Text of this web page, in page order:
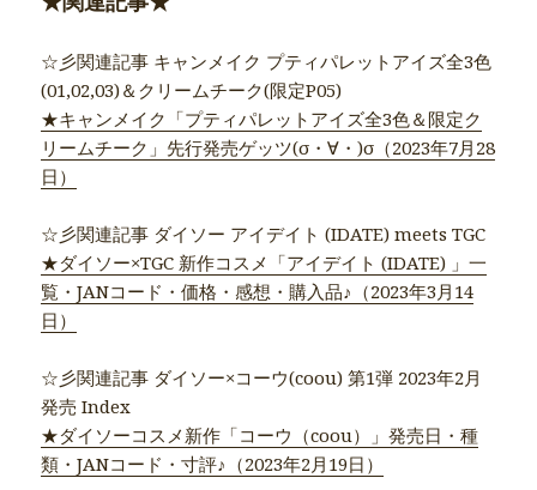
☆彡関連記事 キャンメイク プティパレットアイズ全3色
(01,02,03)＆クリームチーク(限定P05)
★キャンメイク「プティパレットアイズ全3色＆限定ク
リームチーク」先行発売ゲッツ(σ・∀・)σ（2023年7月28
日）
☆彡関連記事 ダイソー アイデイト (IDATE) meets TGC
★ダイソー×TGC 新作コスメ「アイデイト (IDATE) 」一
覧・JANコード・価格・感想・購入品♪（2023年3月14
日）
☆彡関連記事 ダイソー×コーウ(coou) 第1弾 2023年2月
発売 Index
★ダイソーコスメ新作「コーウ（coou）」発売日・種
類・JANコード・寸評♪（2023年2月19日）